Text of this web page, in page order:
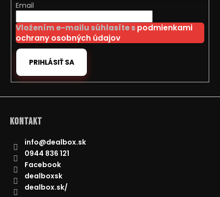
Email
Vložením e-mailu súhlasíte s podmienkami
ochrany osobných údajov
PRIHLÁSIŤ SA
Kontakt
info@dealbox.sk
0944 836 121
Facebook
dealboxsk
dealbox.sk/